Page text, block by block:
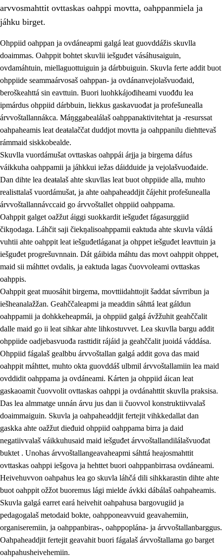
3. Skuvlla praksisa prinsihpat
3.1 Fátmmasteaddji oahppanbiras
3.2 Oahpaheapmi ja heivehuvvon oahpahus
3.3 Ovttasbargu ruovttu ja skuvlla gaskka
3.4 Oahpahus oahppofitnodagas ja bargoeallimis
3.5 Profešuvdnasearvevuohta ja skuvlaovdáneapmi
arvvosmahttit ovttaskas oahppi movtta, oahppanmiela ja
jáhku birget.
Ohppiid oahppan ja ovdáneapmi galgá leat guovddážis skuvlla
doaimmas. Oahppit bohtet skuvlii iešguđet vásáhusaiguin,
ovdamáhtuin, miellaguottuiguin ja dárbbuiguin. Skuvla ferte addit buot
ohppiide seammaárvosaš oahppan- ja ovdánanvejolašvuođaid,
beroškeahttá sin eavttuin. Buori luohkkájođiheami vuođđu lea
ipmárdus ohppiid dárbbuin, liekkus gaskavuođat ja profešunealla
árvvoštallannákca. Máŋggabealálaš oahppanaktivitehtat ja -resurssat
oahpaheamis leat deaŧalaččat duddjot movtta ja oahppanilu diehttevaš
rámmaid siskkobealde.
Skuvlla vuordámušat ovttaskas oahppái árjja ja birgema dáfus
váikkuha oahppamii ja jáhkkui iežas dáidduide ja vejolašvuođaide.
Dan dihte lea deaŧalaš ahte skuvllas leat buot ohppiide alla, muhto
realisttalaš vuordámušat, ja ahte oahpaheaddjit čájehit profešunealla
árvvoštallannávccaid go árvvoštallet ohppiid oahppama.
Oahppit galget oažžut áiggi suokkardit iešguđet fágasurggiid
čikŋodaga. Láhčit saji čiekŋalisoahppamii eaktuda ahte skuvla váldá
vuhtii ahte oahppit leat iešguđetláganat ja ohppet iešguđet leavttuin ja
iešguđet progrešuvnnain. Dát gáibida máhtu das movt oahppit ohppet,
maid sii máhttet ovdalis, ja eaktuda lagas čuovvoleami ovttaskas
oahppis.
Oahppit geat muosáhit birgema, movttiidahttojit šaddat sávrribun ja
iešheanalažžan. Geahččaleapmi ja meaddin sáhttá leat gáldun
oahppamii ja dohkkeheapmái, ja ohppiid galgá ávžžuhit geahččalit
dalle maid go ii leat sihkar ahte lihkostuvvet. Lea skuvlla bargu addit
ohppiide oadjebasvuođa rasttidit rájáid ja geahččalit juoidá váddása.
Ohppiid fágalaš gealbbu árvvoštallan galgá addit gova das maid
oahppit máhttet, muhto okta guovddáš ulbmil árvvoštallamiin lea maid
ovddidit oahppama ja ovdáneami. Kárten ja ohppiid áican leat
gaskaoamit čuovvolit ovttaskas oahppi ja ovdánahttit skuvlla praksisa.
Das lea almmatge unnán árvu jus dan ii čuovvol konstruktiivvalaš
doaimmaiguin. Skuvla ja oahpaheaddjit fertejit vihkkedallat dan
gaskka ahte oažžut dieđuid ohppiid oahppama birra ja daid
negatiivvalaš váikkuhusaid maid iešguđet árvvoštallandilálašvuođat
buktet . Unohas árvvoštallangeavaheapmi sáhttá heajosmahttit
ovttaskas oahppi iešgova ja hehttet buori oahppanbirrasa ovdáneami.
Heivehuvvon oahpahus lea go skuvla láhčá dili sihkkarastin dihte ahte
buot oahppit ožžot buoremus lági mielde ávkki dábálaš oahpaheamis.
Skuvla galgá earret eará heivehit oahpahusa bargovugiid ja
pedagogalaš metodaid bokte, oahpponeavvuid geavahemiin,
organiseremiin, ja oahppanbiras-, oahppoplána- ja árvvoštallanbarggus.
Oahpaheaddjit fertejit geavahit buori fágalaš árvvoštallama go barget
oahpahusheivehemiin.